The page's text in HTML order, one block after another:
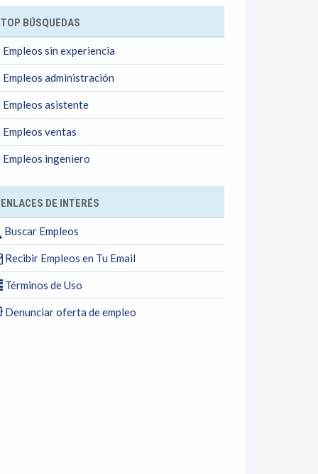
TOP BÚSQUEDAS
Empleos sin experiencia
Empleos administración
Empleos asistente
Empleos ventas
Empleos ingeniero
ENLACES DE INTERÉS
Buscar Empleos
Recibir Empleos en Tu Email
Términos de Uso
Denunciar oferta de empleo